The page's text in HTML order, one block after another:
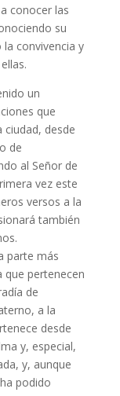
conocer las
su
convivencia y
un
que
ciudad, desde
de
al Señor de
vez este
versos a la
también
parte más
que pertenecen
de
a la
desde
y, especial,
y, aunque
podido